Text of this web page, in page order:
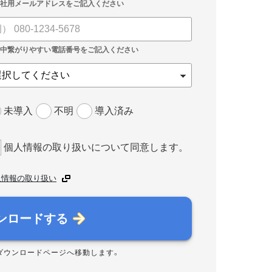
未導入 不明 導入済み
個人情報の取り扱いについて同意します。
報の取り扱い
ロードする
ウンロードページへ移動します。